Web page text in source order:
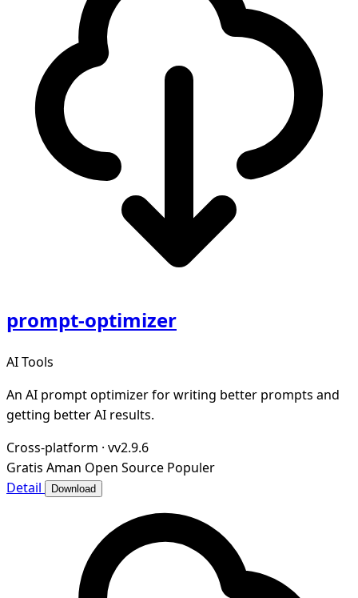
prompt-optimizer
AI Tools
An AI prompt optimizer for writing better prompts and
getting better AI results.
Cross-platform · vv2.9.6
Gratis Aman Open Source Populer
Detail
Download